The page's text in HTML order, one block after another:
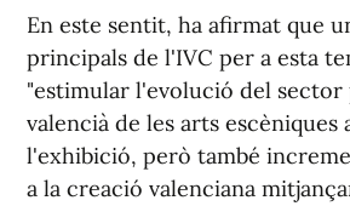
En este sentit, ha afirmat que
principals de l'IVC per a esta
"estimular l'evolució del sector
valencià de les arts escèniques
l'exhibició, però també
a la creació valenciana